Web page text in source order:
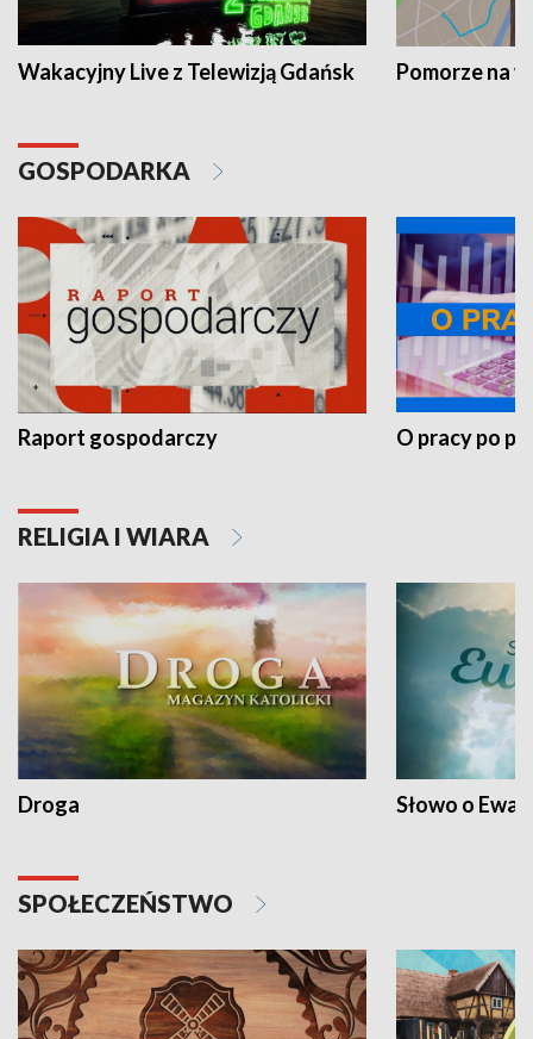
Wakacyjny Live z Telewizją Gdańsk Pomorze na
GOSPODARKA
Raport gospodarczy O pracy po
RELIGIA I WIARA
Droga Słowo o
SPOŁECZEŃSTWO